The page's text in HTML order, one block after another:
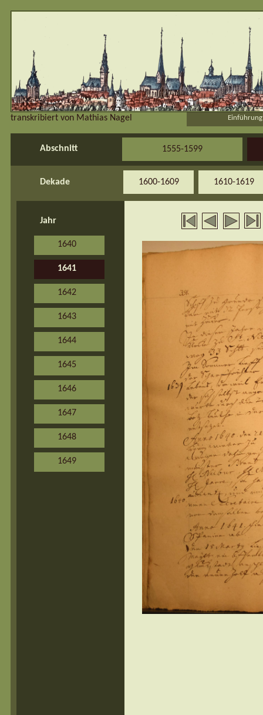
transkribiert von Mathias Nagel Einführung
Abschnitt 1555-1599
Dekade 1600-1609 1610-1619
Jahr
1640
1641
1642
1643
1644
1645
1646
1647
1648
1649